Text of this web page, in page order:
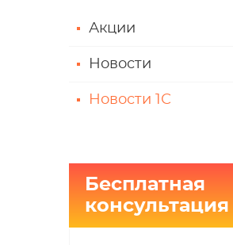
Акции
Новости
Новости 1С
Бесплатная
консультация